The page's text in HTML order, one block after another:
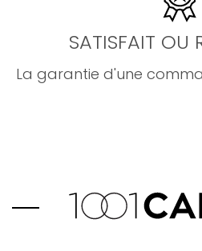
SATISFAIT OU
La garantie d'une